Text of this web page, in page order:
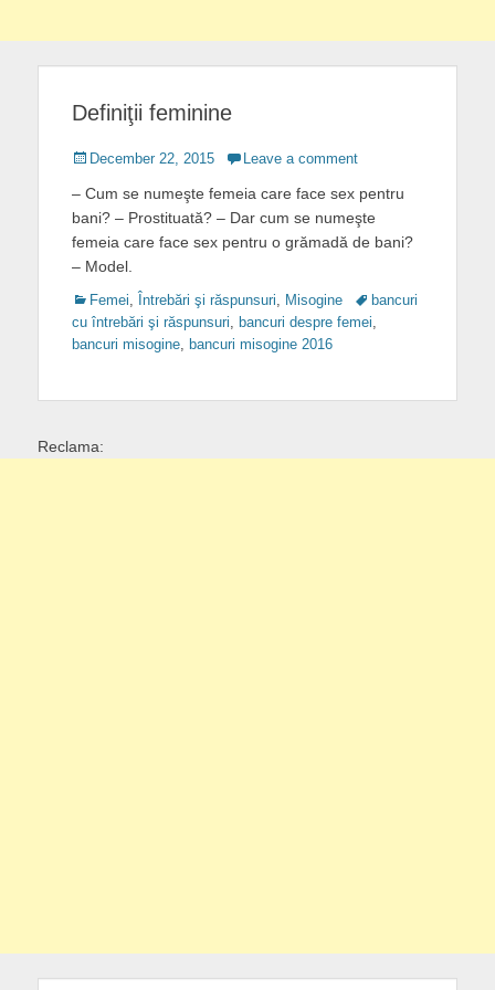
Definiţii feminine
Posted
December 22, 2015 Leave a comment
– Cum se numeşte femeia care face sex pentru
bani? – Prostituată? – Dar cum se numeşte
femeia care face sex pentru o grămadă de bani?
– Model.
Categories
Femei, Întrebări şi răspunsuri, Misogine Tagsbancuri
cu întrebări şi răspunsuri, bancuri despre femei,
bancuri misogine, bancuri misogine 2016
Reclama: